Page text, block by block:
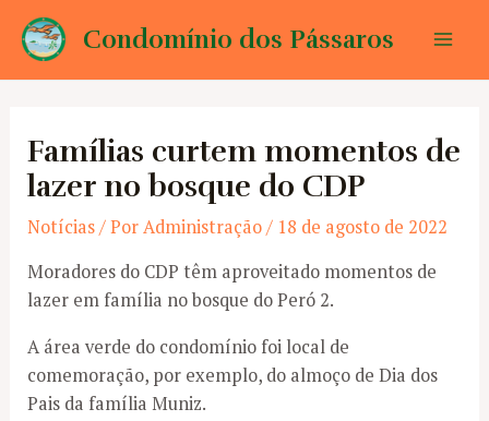
para
Condomínio dos Pássaros
Famílias curtem momentos de
lazer no bosque do CDP
Notícias/ PorAdministração/ 18 de agosto de 2022
Moradores do CDP têm aproveitado momentos de
lazer em família no bosque do Peró 2.
A área verde do condomínio foi local de
comemoração, por exemplo, do almoço de Dia dos
Pais da família Muniz.